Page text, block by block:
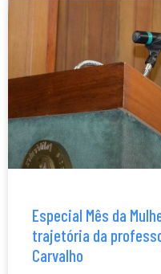
Especial Mês da
trajetória da
Carvalho